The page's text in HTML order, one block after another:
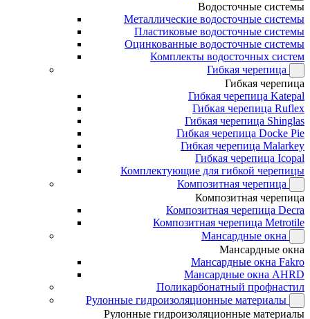
Водосточные системы
Металлические водосточные системы
Пластиковые водосточные системы
Оцинкованные водосточные системы
Комплекты водосточных систем
Гибкая черепица
Гибкая черепица
Гибкая черепица Katepal
Гибкая черепица Ruflex
Гибкая черепица Shinglas
Гибкая черепица Docke Pie
Гибкая черепица Malarkey
Гибкая черепица Icopal
Комплектующие для гибкой черепицы
Композитная черепица
Композитная черепица
Композитная черепица Decra
Композитная черепица Metrotile
Мансардные окна
Мансардные окна
Мансардные окна Fakro
Мансардные окна AHRD
Поликарбонатный профнастил
Рулонные гидроизоляционные материалы
Рулонные гидроизоляционные материалы